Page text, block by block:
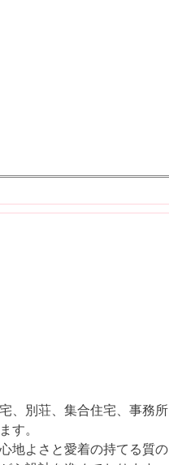
、別荘、集合住宅、事務所
す。
地よさと愛着の持てる質の